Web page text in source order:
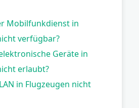
Mobilfunkdienst in
verfügbar?
Geräte in
erlaubt?
in Flugzeugen nicht